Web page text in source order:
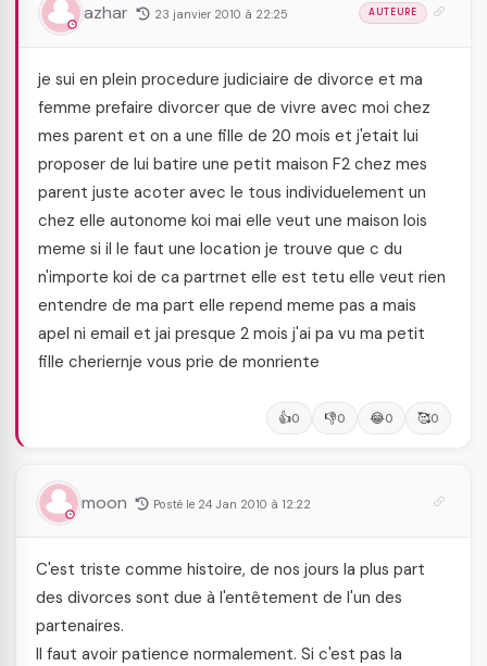
azhar 23 janvier 2010 à 22:25 AUTEURE
je sui en plein procedure judiciaire de divorce et ma
femme prefaire divorcer que de vivre avec moi chez
mes parent et on a une fille de 20 mois et j'etait lui
proposer de lui batire une petit maison F2 chez mes
parent juste acoter avec le tous individuelement un
chez elle autonome koi mai elle veut une maison lois
meme si il le faut une location je trouve que c du
n'importe koi de ca partrnet elle est tetu elle veut rien
entendre de ma part elle repend meme pas a mais
apel ni email et jai presque 2 mois j'ai pa vu ma petit
fille cheriernje vous prie de monriente
👍0 👎0 😂0 🥰0
moon Posté le 24 Jan 2010 à 12:22
C'est triste comme histoire, de nos jours la plus part
des divorces sont due à l'entêtement de l'un des
partenaires.
Il faut avoir patience normalement. Si c'est pas la